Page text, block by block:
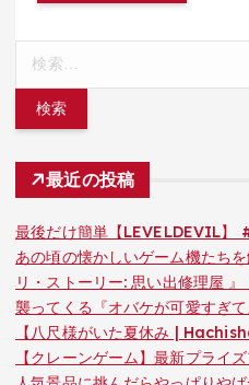
最近の投稿
最後だけ簡単【LEVELDEVIL】
あの頃の懐かしいゲーム機たち
リ・ストーリー: 思い出修理屋
襲ってくる『オバケが可愛すぎ
【八尺様がいた夏休み |
【クレーンゲーム】最新プライ